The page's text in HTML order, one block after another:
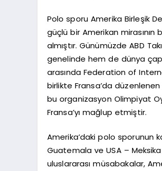
Polo sporu Amerika Birleşik
güçlü bir Amerikan mirasının
almıştır. Günümüzde ABD
genelinde hem de dünya
arasında Federation of
birlikte Fransa’da
bu organizasyon Olimpiyat
Fransa’yı mağlup etmiştir.
Amerika’daki polo sporunun
Guatemala ve USA –
uluslararası müsabakalar,